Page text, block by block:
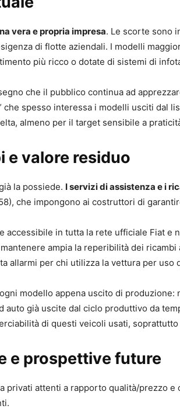
vera e propria impresa. Le scorte sono
di flotte aziendali. I modelli
più ricco o dotate di sistemi di
che il pubblico continua ad
spesso interessa i modelli usciti dal
almeno per il target sensibile a
e valore residuo
la possiede. I servizi di assistenza e i
che impongono ai costruttori di
in tutta la rete ufficiale Fiat e
ampia la reperibilità dei
allarmi per chi utilizza la vettura per uso
modello appena uscito di
già uscite dal ciclo produttivo da
di questi veicoli usati,
e prospettive future
privati attenti a rapporto qualità/prezzo